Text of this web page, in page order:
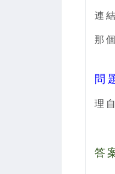
連
那
問
理
答